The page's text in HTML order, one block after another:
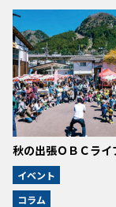
秋の出張ＯＢＣライ
イベント
コラム